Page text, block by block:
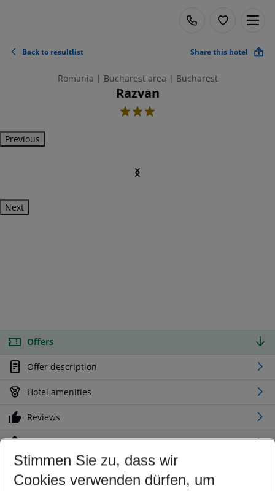
Back to resultlist Share this hotel
Romania | Bucharest area | Bucharest
Razvan
3
Previous
Next
Offers
Offer description
Hotel amenities
Reviews
Location
Customize your offer
Stimmen Sie zu, dass wir
Cookies verwenden dürfen, um